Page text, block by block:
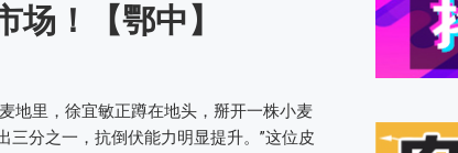
！【鄂中】
地里，徐宜敏正蹲在地头，掰开一株小麦
三分之一，抗倒伏能力明显提升。”这位皮